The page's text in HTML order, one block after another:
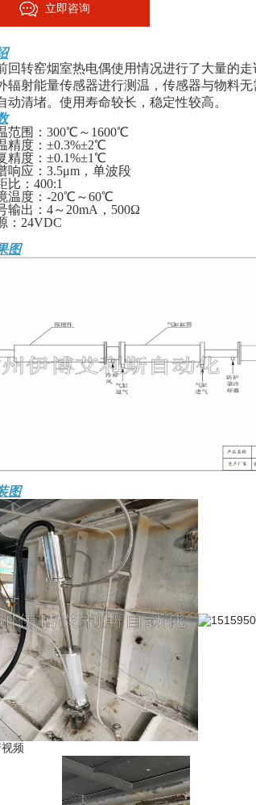
立即咨询
回转窑烟室热电偶使用情况进行了大量的
辐射能量传感器进行测温，传感器与物料
动清堵。使用寿命较长，稳定性较高。
范围： 300℃～1600℃
精度： ±0.3%±2℃
精度： ±0.1%±1℃
响应： 3.5μm，单波段
比： 400:1
温度： -20℃～60℃
输出： 4～20mA，500Ω
： 24VDC
图
图
频